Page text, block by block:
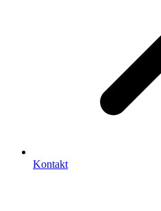
Kontakt